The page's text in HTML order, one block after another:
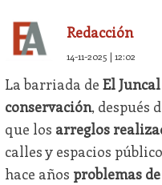
Redacción
14-11-2025 | 12:02
La barriada de El Juncal
conservación, después
que los arreglos
calles y espacios
hace años problemas